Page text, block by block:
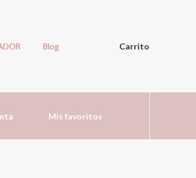
Blog Carrito
Mis favoritos